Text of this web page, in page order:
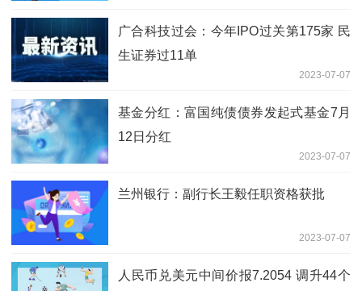
广合科技过会：今年IPO过关第175家 民
生证券过11单
2023-07-07
基金分红：富国纯债债券发起式基金7月
12日分红
2023-07-07
兰州银行：副行长王毅任职资格获批
2023-07-07
人民币兑美元中间价报7.2054 调升44个